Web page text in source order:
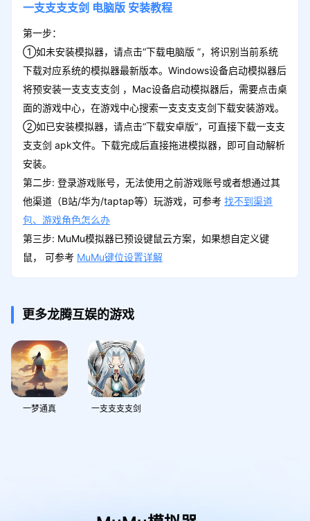
一支支支支剑 电脑版 安装教程
第一步：
①如未安装模拟器，请点击“下载电脑版 ”，将识别当前系统
下载对应系统的模拟器最新版本。Windows设备启动模拟器后
将预安装一支支支支剑 ，Mac设备启动模拟器后，需要点击桌
面的游戏中心，在游戏中心搜索一支支支支剑下载安装游戏。
②如已安装模拟器，请点击“下载安卓版”，可直接下载一支支
支支剑 apk文件。下载完成后直接拖进模拟器，即可自动解析
安装。
第二步: 登录游戏账号，无法使用之前游戏账号或者想通过其
他渠道（B站/华为/taptap等）玩游戏，可参考 找不到渠道
包、游戏角色怎么办
第三步: MuMu模拟器已预设键鼠云方案，如果想自定义键
鼠， 可参考 MuMu键位设置详解
更多龙腾互娱的游戏
一梦通真 一支支支支剑